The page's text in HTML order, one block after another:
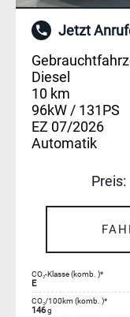
Jetzt
Diesel
10 km
96kW / 131PS
EZ 07/2026
Automatik
Preis:
CO₂-Klasse (komb. )*
E
CO₂/100km (komb. )*
146g